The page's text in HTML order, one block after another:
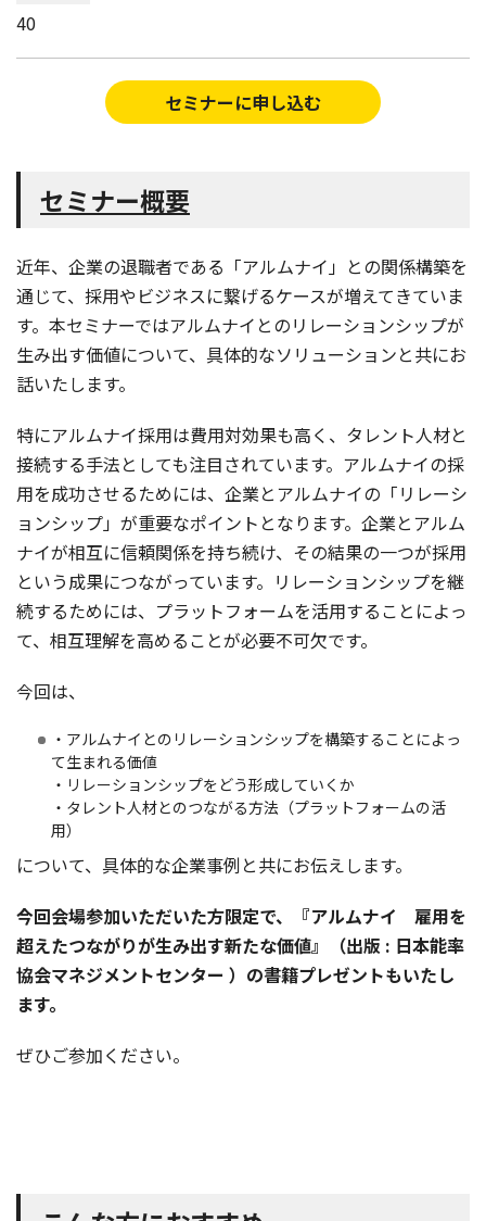
40
セミナーに申し込む
セミナー概要
近年、企業の退職者である「アルムナイ」との関係構築を
通じて、採用やビジネスに繋げるケースが増えてきていま
す。本セミナーではアルムナイとのリレーションシップが
生み出す価値について、具体的なソリューションと共にお
話いたします。
特にアルムナイ採用は費用対効果も高く、タレント人材と
接続する手法としても注目されています。アルムナイの採
用を成功させるためには、企業とアルムナイの「リレーシ
ョンシップ」が重要なポイントとなります。企業とアルム
ナイが相互に信頼関係を持ち続け、その結果の一つが採用
という成果につながっています。リレーションシップを継
続するためには、プラットフォームを活用することによっ
て、相互理解を高めることが必要不可欠です。
今回は、
・アルムナイとのリレーションシップを構築することによっ
て生まれる価値
・リレーションシップをどう形成していくか
・タレント人材とのつながる方法（プラットフォームの活
用）
について、具体的な企業事例と共にお伝えします。
今回会場参加いただいた方限定で、『アルムナイ 雇用を
超えたつながりが生み出す新たな価値』（出版‏ ‎: 日本能率
協会マネジメントセンター ）の書籍プレゼントもいたし
ます。
ぜひご参加ください。